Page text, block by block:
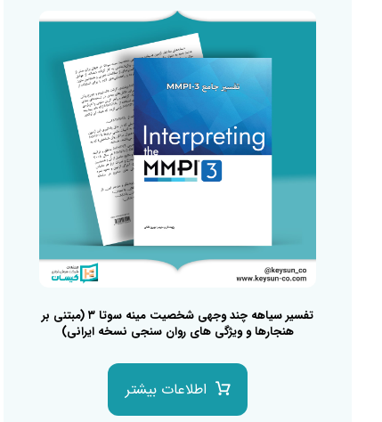
تفسیر سیاهه چند وجهی شخصیت مینه سوتا ۳ (مبتنی بر
هنجارها و ویژگی های روان سنجی نسخه ایرانی)
اطلاعات بیشتر